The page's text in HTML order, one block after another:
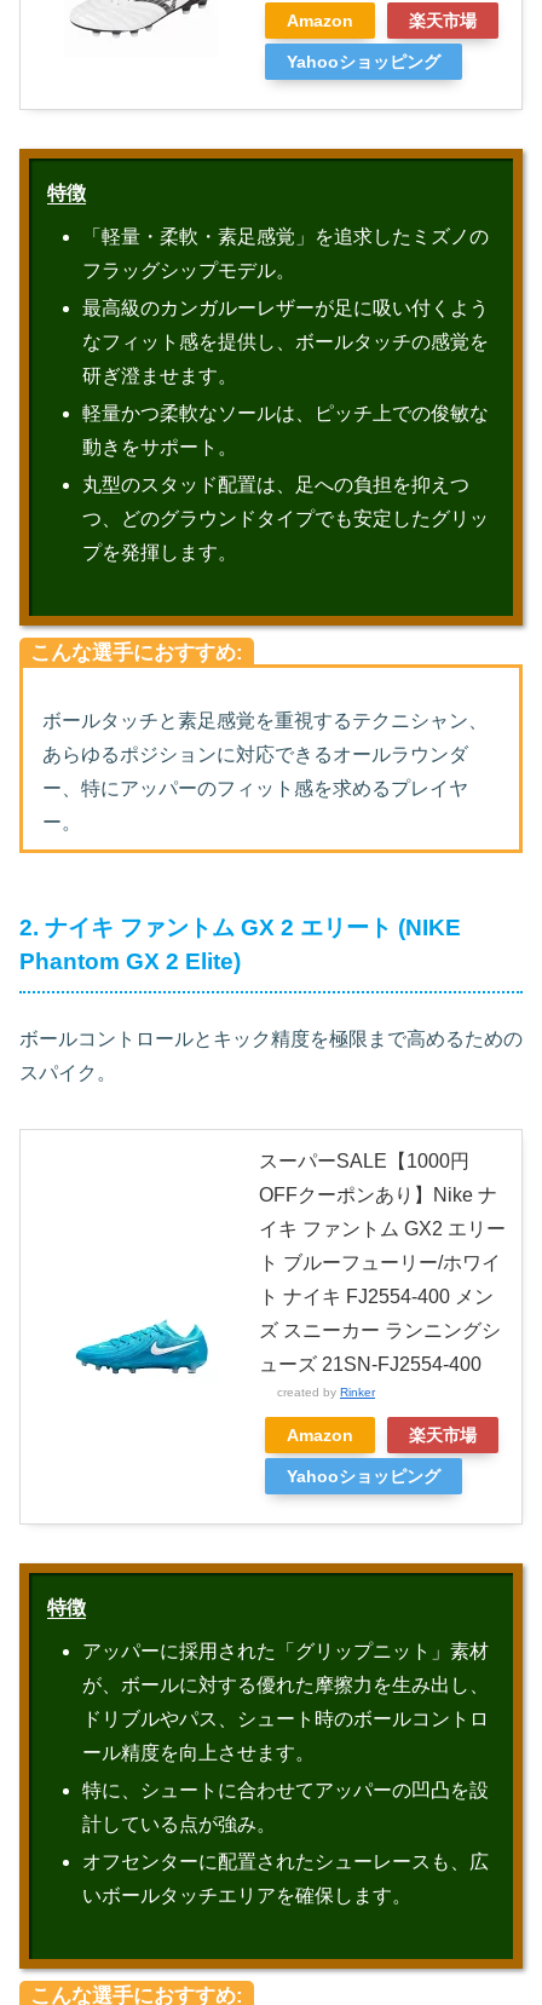
Amazon 楽天市場
Yahooショッピング
特徴
「軽量・柔軟・素足感覚」を追求したミズノの
フラッグシップモデル。
最高級のカンガルーレザーが足に吸い付くよう
なフィット感を提供し、ボールタッチの感覚を
研ぎ澄ませます。
軽量かつ柔軟なソールは、ピッチ上での俊敏な
動きをサポート。
丸型のスタッド配置は、足への負担を抑えつ
つ、どのグラウンドタイプでも安定したグリッ
プを発揮します。
こんな選手におすすめ:
ボールタッチと素足感覚を重視するテクニシャン、
あらゆるポジションに対応できるオールラウンダ
ー、特にアッパーのフィット感を求めるプレイヤ
ー。
2. ナイキ ファントム GX 2 エリート (NIKE
Phantom GX 2 Elite)
ボールコントロールとキック精度を極限まで高めるための
スパイク。
スーパーSALE【1000円
OFFクーポンあり】Nike ナ
イキ ファントム GX2 エリー
ト ブルーフューリー/ホワイ
ト ナイキ FJ2554-400 メン
ズ スニーカー ランニングシ
ューズ 21SN-FJ2554-400
created by Rinker
Amazon 楽天市場
Yahooショッピング
特徴
アッパーに採用された「グリップニット」素材
が、ボールに対する優れた摩擦力を生み出し、
ドリブルやパス、シュート時のボールコントロ
ール精度を向上させます。
特に、シュートに合わせてアッパーの凹凸を設
計している点が強み。
オフセンターに配置されたシューレースも、広
いボールタッチエリアを確保します。
こんな選手におすすめ: